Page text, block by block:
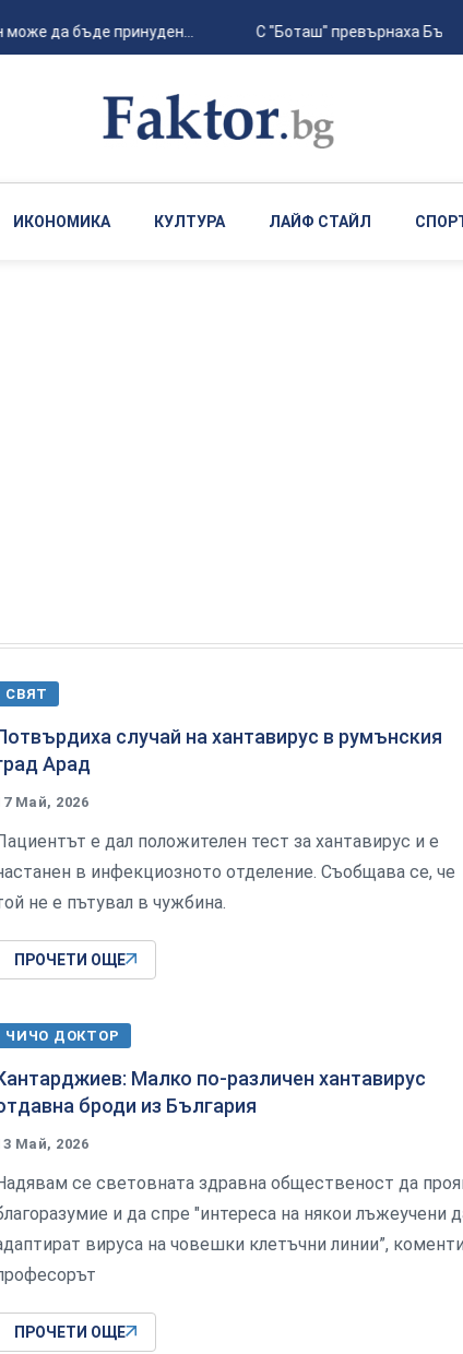
да бъде принуден... С "Боташ" превърнаха
ИКОНОМИКА КУЛТУРА ЛАЙФ СТАЙЛ
СВЯТ
случай на хантавирус в румънския
Арад
Май, 2026
е дал положителен тест за хантавирус и е
в инфекциозното отделение. Съобщава се, че
не е пътувал в чужбина.
ПРОЧЕТИ ОЩЕ
ЧИЧО ДОКТОР
Малко по-различен хантавирус
броди из България
Май, 2026
се световната здравна общественост да
и да спре "интереса на някои лъжеучени
вируса на човешки клетъчни линии”,
ПРОЧЕТИ ОЩЕ